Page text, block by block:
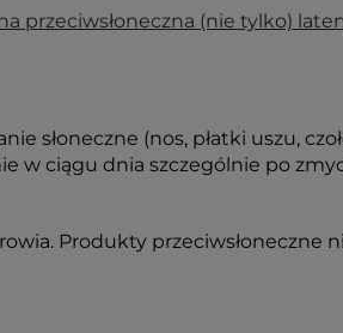
przeciwsłoneczna (nie tylko)
słoneczne (nos, płatki uszu,
w ciągu dnia szczególnie po
Produkty przeciwsłoneczne